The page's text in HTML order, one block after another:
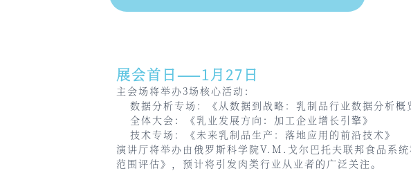
展会首日——1月27日
主会场将举办3场核心活动：
数据分析专场：《从数据到战略：乳制品行业数据分析概
全体大会：《乳业发展方向：加工企业增长引擎》
技术专场：《未来乳制品生产：落地应用的前沿技术》
演讲厅将举办由俄罗斯科学院V.M.戈尔巴托夫联邦食品系
范围评估》，预计将引发肉类行业从业者的广泛关注。